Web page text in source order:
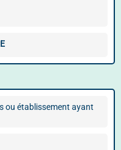
ou établissement ayant